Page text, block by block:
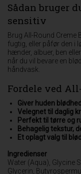
Sådan bruger
sensitiv
Brug All-Round Creme
fugtig, eller påfør den i
hænder, albuer, ben
når du vil bevare en
håndvask.
Fordele ved
Giver huden
Velegnet til daglig
Perfekt til tørre og
Behagelig tekstur,
Et oplagt valg til
Ingredienser
Water (Aqua), Glycine
Glycerin,